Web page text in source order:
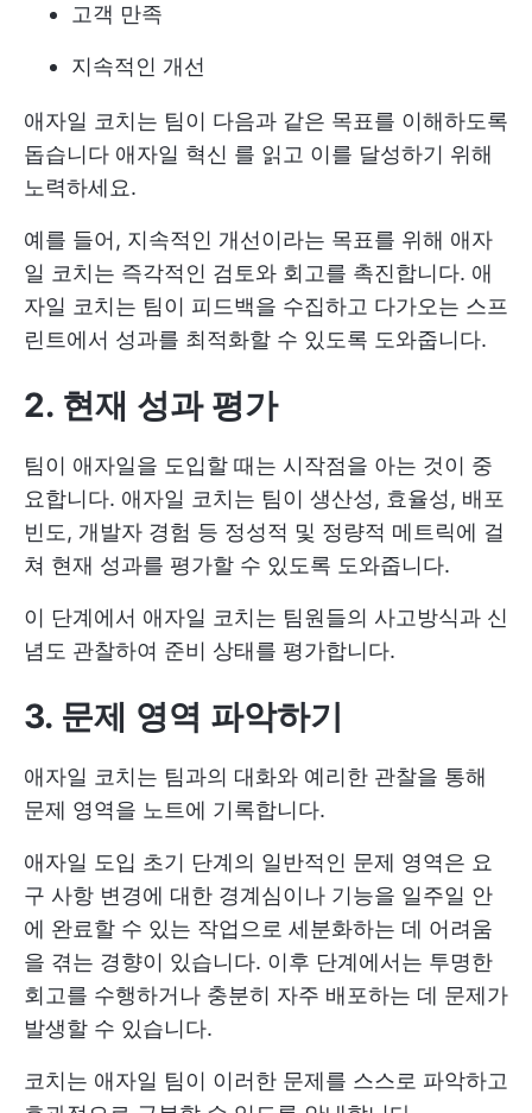
고객 만족
지속적인 개선
애자일 코치는 팀이 다음과 같은 목표를 이해하도록
돕습니다 애자일 혁신 를 읽고 이를 달성하기 위해
노력하세요.
예를 들어, 지속적인 개선이라는 목표를 위해 애자
일 코치는 즉각적인 검토와 회고를 촉진합니다. 애
자일 코치는 팀이 피드백을 수집하고 다가오는 스프
린트에서 성과를 최적화할 수 있도록 도와줍니다.
2. 현재 성과 평가
팀이 애자일을 도입할 때는 시작점을 아는 것이 중
요합니다. 애자일 코치는 팀이 생산성, 효율성, 배포
빈도, 개발자 경험 등 정성적 및 정량적 메트릭에 걸
쳐 현재 성과를 평가할 수 있도록 도와줍니다.
이 단계에서 애자일 코치는 팀원들의 사고방식과 신
념도 관찰하여 준비 상태를 평가합니다.
3. 문제 영역 파악하기
애자일 코치는 팀과의 대화와 예리한 관찰을 통해
문제 영역을 노트에 기록합니다.
애자일 도입 초기 단계의 일반적인 문제 영역은 요
구 사항 변경에 대한 경계심이나 기능을 일주일 안
에 완료할 수 있는 작업으로 세분화하는 데 어려움
을 겪는 경향이 있습니다. 이후 단계에서는 투명한
회고를 수행하거나 충분히 자주 배포하는 데 문제가
발생할 수 있습니다.
코치는 애자일 팀이 이러한 문제를 스스로 파악하고